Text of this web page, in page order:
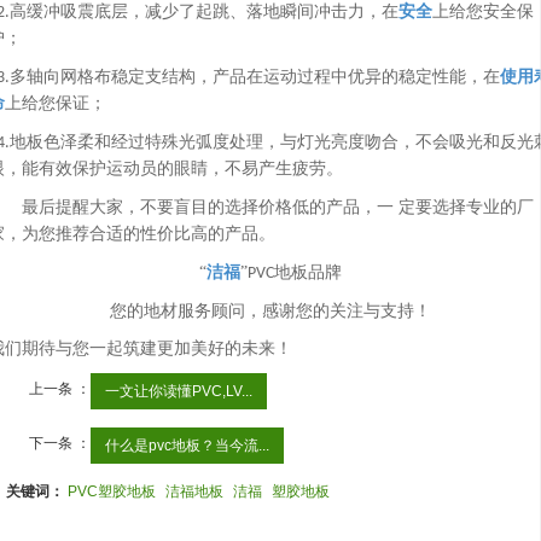
高缓冲吸震底层，减少了起跳、落地瞬间冲击力，在安全上给您安全保
多轴向网格布稳定支结构，产品在运动过程中优异的稳定性能，在使用
上给您保证；
地板色泽柔和经过特殊光弧度处理，与灯光亮度吻合，不会吸光和反光
，能有效保护运动员的眼睛，不易产生疲劳。
最后提醒大家，不要盲目的选择价格低的产品，一 定要选择专业的厂
，为您推荐合适的性价比高的产品。
“洁福”PVC地板品牌
您的地材服务顾问，感谢您的关注与支持！
们期待与您一起筑建更加美好的未来！
上一条 ： 一文让你读懂PVC,LV...
下一条 ： 什么是pvc地板？当今流...
关键词： PVC塑胶地板 洁福地板 洁福 塑胶地板